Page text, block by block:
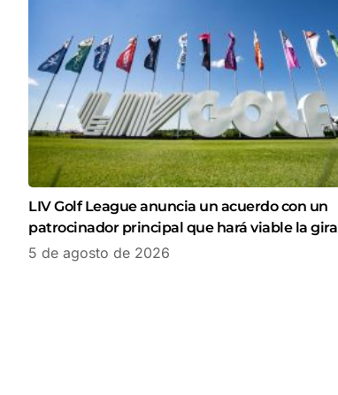
LIV Golf League anuncia un acuerdo con un
patrocinador principal que hará viable la gira
5 de agosto de 2026